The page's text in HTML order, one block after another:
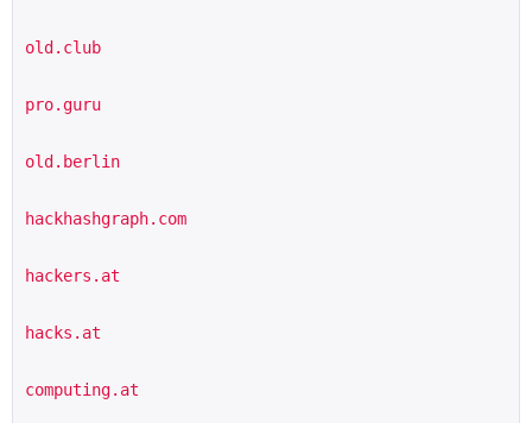
old.club
pro.guru
old.berlin
hackhashgraph.com
hackers.at
hacks.at
computing.at